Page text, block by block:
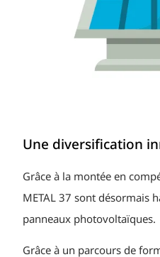
Une diversification
Grâce à la montée en
METAL 37 sont désormais
panneaux photovoltaïques.
Grâce à un parcours de